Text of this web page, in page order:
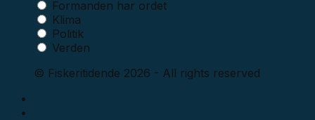
Formanden har ordet
Klima
Politik
Verden
© Fiskeritidende 2026 - All rights reserved